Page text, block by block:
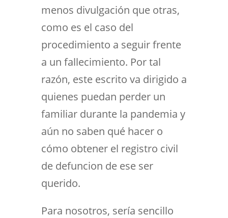
menos divulgación que otras,
como es el caso del
procedimiento a seguir frente
a un fallecimiento. Por tal
razón, este escrito va dirigido a
quienes puedan perder un
familiar durante la pandemia y
aún no saben qué hacer o
cómo obtener el registro civil
de defuncion de ese ser
querido.
Para nosotros, sería sencillo